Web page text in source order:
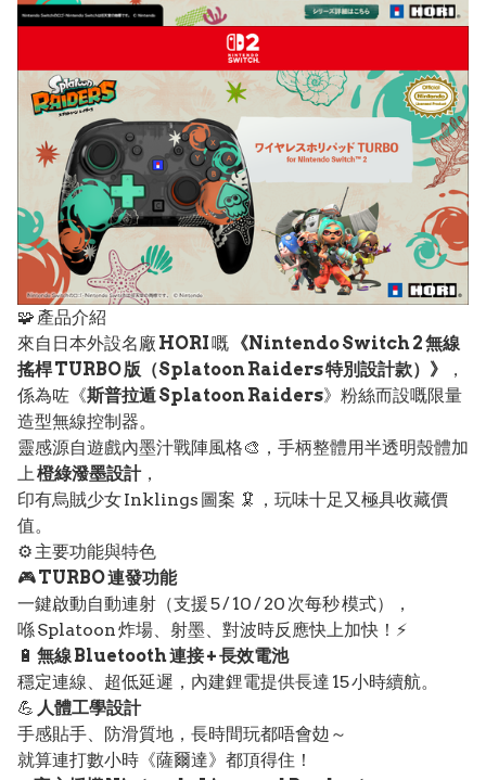
🧩 產品介紹
來自日本外設名廠 HORI嘅 《Nintendo Switch 2 無線
搖桿 TURBO 版（Splatoon Raiders 特別設計款）》
，
係為咗《斯普拉遁 Splatoon Raiders》粉絲而設嘅限量
造型無線控制器。
靈感源自遊戲內墨汁戰陣風格🎨，手柄整體用半透明殼體加
上橙綠潑墨設計，
印有烏賊少女 Inklings 圖案 🦑，玩味十足又極具收藏價
值。
⚙️ 主要功能與特色
🎮TURBO 連發功能
一鍵啟動自動連射（支援 5 / 10 / 20 次每秒 模式），
喺 Splatoon 炸場、射墨、對波時反應快上加快！⚡
🔋 無線 Bluetooth 連接 + 長效電池
穩定連線、超低延遲，內建鋰電提供長達 15 小時續航。
💪 人體工學設計
手感貼手、防滑質地，長時間玩都唔會攰～
就算連打數小時《薩爾達》都頂得住！